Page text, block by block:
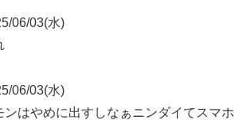
06/03(水)
06/03(水)
ンはやめに出すしなぁニンダイてスマホ